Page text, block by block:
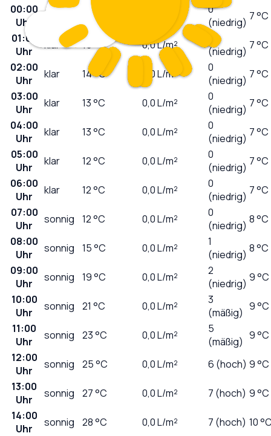
00:00
Uhr
klar °C
0
(niedrig) 7 °C
01:00
Uhr
klar 15°C 0,0L/m²
(niedrig) 7 °C
02:00
Uhr
klar 14°C 0,0L/m²
0
(niedrig) 7 °C
03:00
Uhr
klar 13°C 0,0L/m²
0
(niedrig) 7 °C
04:00
Uhr
klar 13°C 0,0L/m²
0
(niedrig) 7 °C
05:00
Uhr
klar 12°C 0,0L/m²
0
(niedrig) 7 °C
06:00
Uhr
klar 12°C 0,0L/m²
0
(niedrig) 7 °C
07:00
Uhr
sonnig 12°C 0,0L/m²
0
(niedrig) 8 °C
08:00
Uhr
sonnig 15°C 0,0L/m²
1
(niedrig) 8 °C
09:00
Uhr
sonnig 19°C 0,0L/m²
2
(niedrig) 9 °C
10:00
Uhr
sonnig 21 °C 0,0L/m²
3
(mäßig) 9 °C
11:00
Uhr
sonnig 23°C 0,0L/m²
5
(mäßig) 9 °C
12:00
Uhr
sonnig 25°C 0,0L/m² 6 (hoch) 9 °C
13:00
Uhr
sonnig 27°C 0,0L/m² 7 (hoch) 9 °C
14:00
Uhr
sonnig 28°C 0,0L/m² 7 (hoch) 10